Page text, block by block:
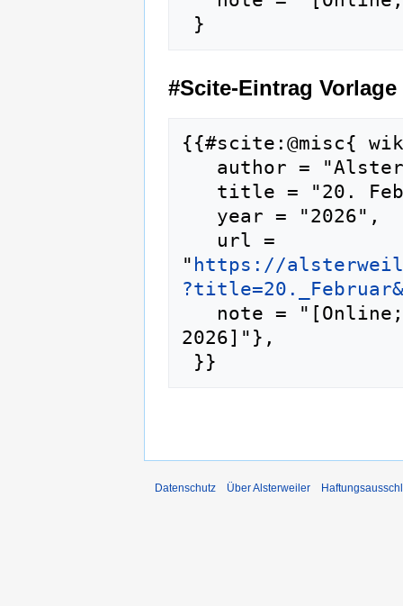
#Scite-Eintrag
{{#scite:@misc{
" https://
2026]"},
Datenschutz Über Alsterweiler